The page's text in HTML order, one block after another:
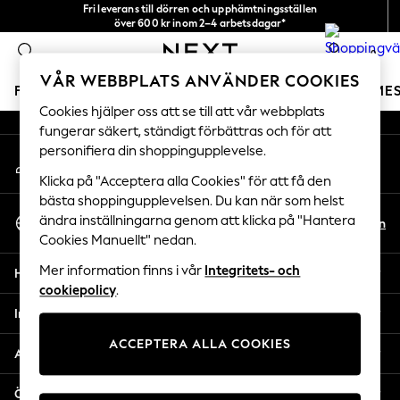
Fri leverans till dörren och upphämtningsställen
över 600 kr inom 2–4 arbetsdagar*
0
FLICKOR POJKAR BABY DAMER HERRAR
GIRLS
New In
50 - 92cm
98 - 110cm
116 - 134cm
140 - 174cm
Trending: Top & Short Sets
Trending: Clogs
All Clothing
Coats & Jackets
Sweatshirts & Hoodies
An error occurred on client
Våra sociala nätverk
Mitt konto
Logga in på ditt konto
Välj Språk
Svenska
Sv En
Hjälp
Integritet & Juridik
Avdelningar
Övriga tjänster
VÅR WEBBPLATS ANVÄNDER COOKIES
Cookies hjälper oss att se till att vår webbplats
fungerar säkert, ständigt förbättras och för att
personifiera din shoppingupplevelse.
Klicka på "Acceptera alla Cookies" för att få den
bästa shoppingupplevelsen. Du kan när som helst
ändra inställningarna genom att klicka på "Hantera
Cookies Manuellt" nedan.
Mer information finns i vår Integritets- och
cookiepolicy.
ACCEPTERA ALLA COOKIES